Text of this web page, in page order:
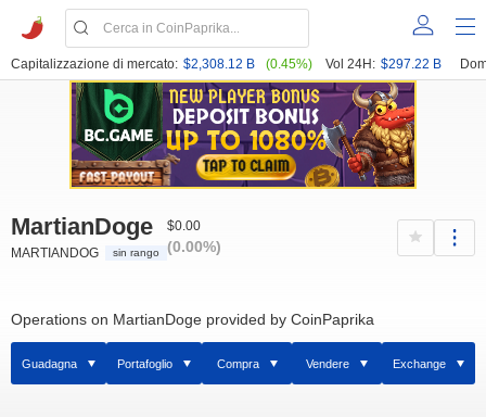
Capitalizzazione di mercato: $2,308.12 B (0.45%) Vol 24H: $297.22 B
MartianDoge
MARTIANDOG sin rango
$0.00
(0.00%)
Operations on MartianDoge provided by CoinPaprika
Guadagna Portafoglio Compra Vendere Exchange